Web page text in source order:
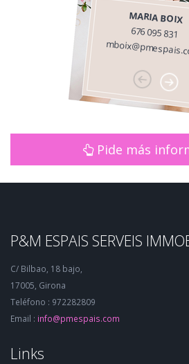
MARIA BOIX
676 095 831
Pide más
P&M ESPAIS SERVEIS
C/ Bilbao, 18 bajo,
17005, Girona
Teléfono : 972282809
Email : info@pmespais.com
Links